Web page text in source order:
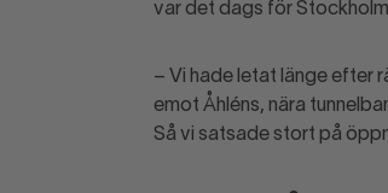
var det dags för
– Vi hade letat länge efter
emot Åhléns, nära
Så vi satsade stort på